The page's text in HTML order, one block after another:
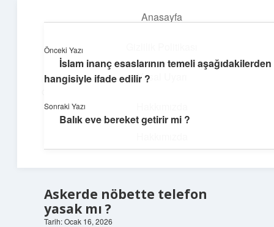
Anasayfa
Yasal Uyarı
İlham Veren Köşeler
Askerde nöbette telefon
yasak mı ?
Tarih: Ocak 16, 2026
Önceki Yazı
İslam inanç esaslarının temeli aşağıdakilerden
hangisiyle ifade edilir ?
Sonraki Yazı
Balık eve bereket getirir mi ?